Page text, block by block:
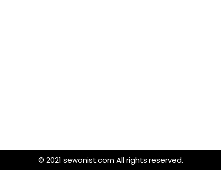
© 2021 sewonist.com All rights reserved.